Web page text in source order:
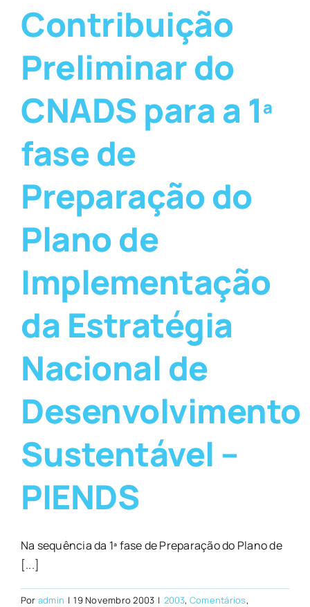
Contribuição
Preliminar do
CNADS para a 1ª
fase de
Preparação do
Plano de
Implementação
da Estratégia
Nacional de
Desenvolvimento
Sustentável –
PIENDS
Na sequência da 1ª fase de Preparação do Plano de
[...]
Por admin | 19 Novembro 2003 | 2003, Comentários,